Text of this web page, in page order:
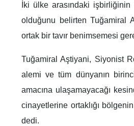
İki ülke arasındaki
olduğunu belirten Tuğamiral
ortak bir tavır benimsemesi
Tuğamiral Aştiyani, Siyonist
alemi ve tüm dünyanın
amacına ulaşamayacağı
cinayetlerine ortaklığı
dedi.